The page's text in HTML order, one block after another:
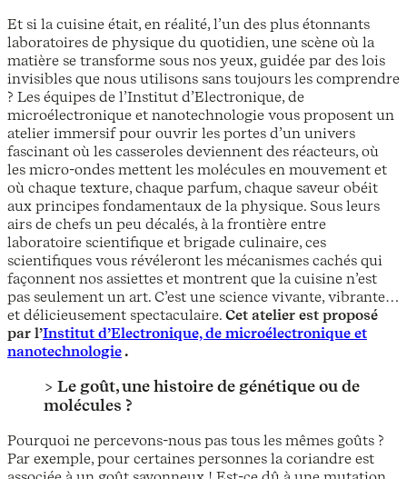
Et si la cuisine était, en réalité, l’un des plus étonnants
laboratoires de physique du quotidien, une scène où la
matière se transforme sous nos yeux, guidée par des lois
invisibles que nous utilisons sans toujours les comprendre
? Les équipes de l’Institut d’Electronique, de
microélectronique et nanotechnologie vous proposent un
atelier immersif pour ouvrir les portes d’un univers
fascinant où les casseroles deviennent des réacteurs, où
les micro-ondes mettent les molécules en mouvement et
où chaque texture, chaque parfum, chaque saveur obéit
aux principes fondamentaux de la physique. Sous leurs
airs de chefs un peu décalés, à la frontière entre
laboratoire scientifique et brigade culinaire, ces
scientifiques vous révéleront les mécanismes cachés qui
façonnent nos assiettes et montrent que la cuisine n’est
pas seulement un art. C’est une science vivante, vibrante…
et délicieusement spectaculaire. Cet atelier est proposé
par l’Institut d’Electronique, de microélectronique et
nanotechnologie.
> Le goût, une histoire de génétique ou de
molécules ?
Pourquoi ne percevons-nous pas tous les mêmes goûts ?
Par exemple, pour certaines personnes la coriandre est